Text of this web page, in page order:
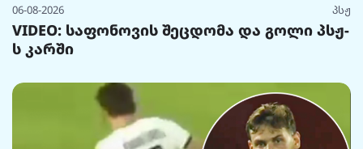
06-08-2026 პსჟ
VIDEO: საფონოვის შეცდომა და გოლი პსჟ-
ს კარში